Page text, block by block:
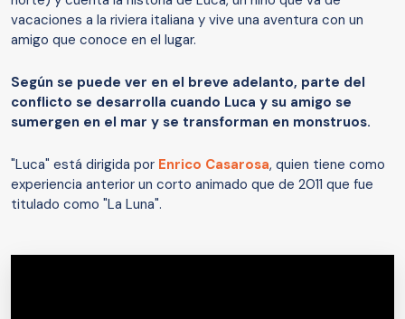
vacaciones a la riviera italiana y vive una aventura con un
amigo que conoce en el lugar.
Según se puede ver en el breve adelanto, parte del
conflicto se desarrolla cuando Luca y su amigo se
sumergen en el mar y se transforman en monstruos.
"Luca" está dirigida por Enrico Casarosa, quien tiene como
experiencia anterior un corto animado que de 2011 que fue
titulado como "La Luna".